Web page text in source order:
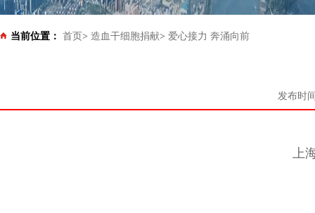
当前位置： 首页 > 造血干细胞捐献> 爱心接力 奔涌向前
发布时
上